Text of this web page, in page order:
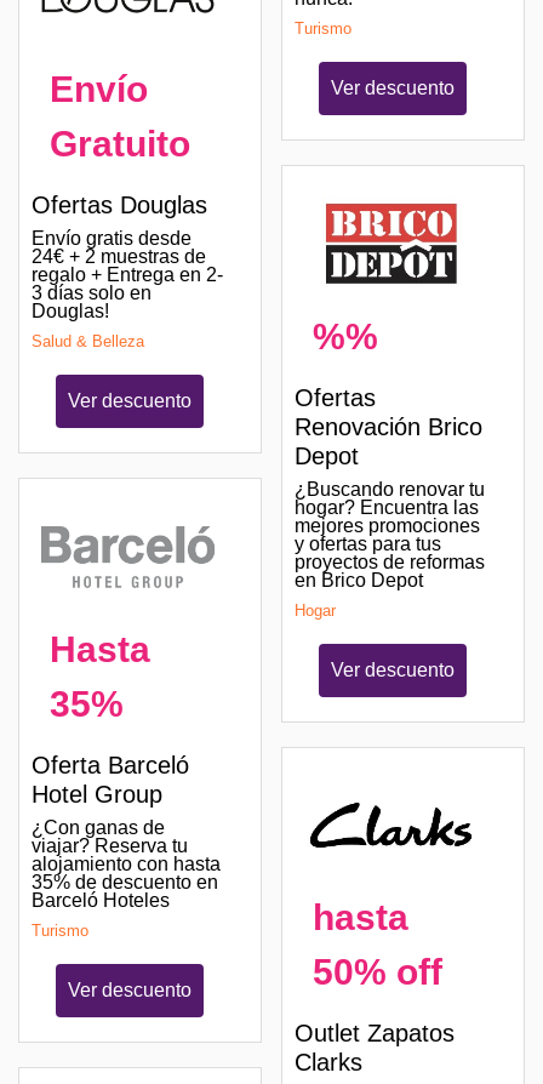
Envío
Gratuito
Ofertas Douglas
Envío gratis desde
24€ + 2 muestras de
regalo + Entrega en 2-
3 días solo en
Douglas!
Salud & Belleza
Ver descuento
Hasta
35%
Oferta Barceló
Hotel Group
¿Con ganas de
viajar? Reserva tu
alojamiento con hasta
35% de descuento en
Barceló Hoteles
Turismo
Ver descuento
Turismo
Ver descuento
%%
Ofertas
Renovación Brico
Depot
¿Buscando renovar tu
hogar? Encuentra las
mejores promociones
y ofertas para tus
proyectos de reformas
en Brico Depot
Hogar
Ver descuento
hasta
50% off
Outlet Zapatos
Clarks